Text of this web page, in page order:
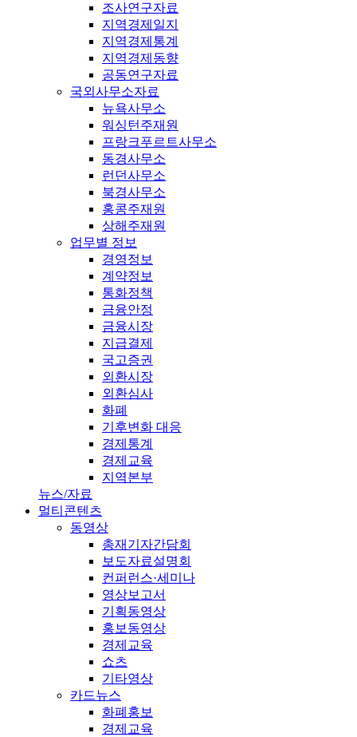
조사연구자료
지역경제일지
지역경제통계
지역경제동향
공동연구자료
국외사무소자료
뉴욕사무소
워싱턴주재원
프랑크푸르트사무소
동경사무소
런던사무소
북경사무소
홍콩주재원
상해주재원
업무별 정보
경영정보
계약정보
통화정책
금융안정
금융시장
지급결제
국고증권
외환시장
외환심사
화폐
기후변화 대응
경제통계
경제교육
지역본부
뉴스/자료
멀티콘텐츠
동영상
총재기자간담회
보도자료설명회
컨퍼런스·세미나
영상보고서
기획동영상
홍보동영상
경제교육
쇼츠
기타영상
카드뉴스
화폐홍보
경제교육